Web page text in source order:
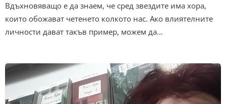
Вдъхновяващо е да знаем, че сред звездите има хора,
които обожават четенето колкото нас. Ако влиятелните
личности дават такъв пример, можем да…